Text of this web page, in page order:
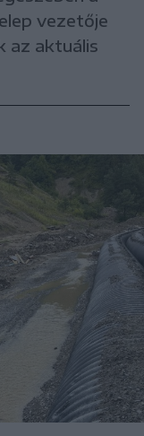
vezetője
az aktuális